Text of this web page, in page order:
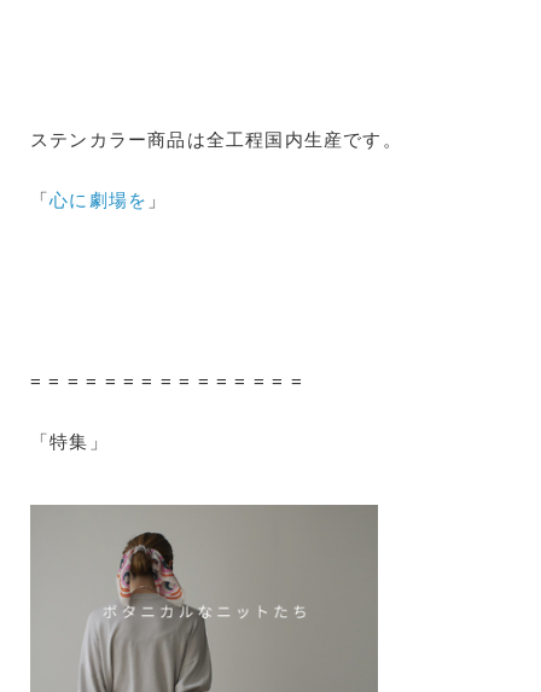
ステンカラー商品は全工程国内生産です。
「心に劇場を 」
= = = = = = = = = = = = = = =
「特集」